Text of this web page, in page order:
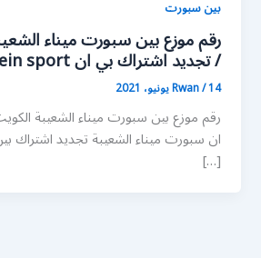
بين سبورت
/ تجديد اشتراك بي ان bein sport
Rwan/14 يونيو، 2021
رقم موزع بين سبورت ميناء الشعيبة
ان سبورت ميناء الشعيبة تجديد اشتراك
[…]